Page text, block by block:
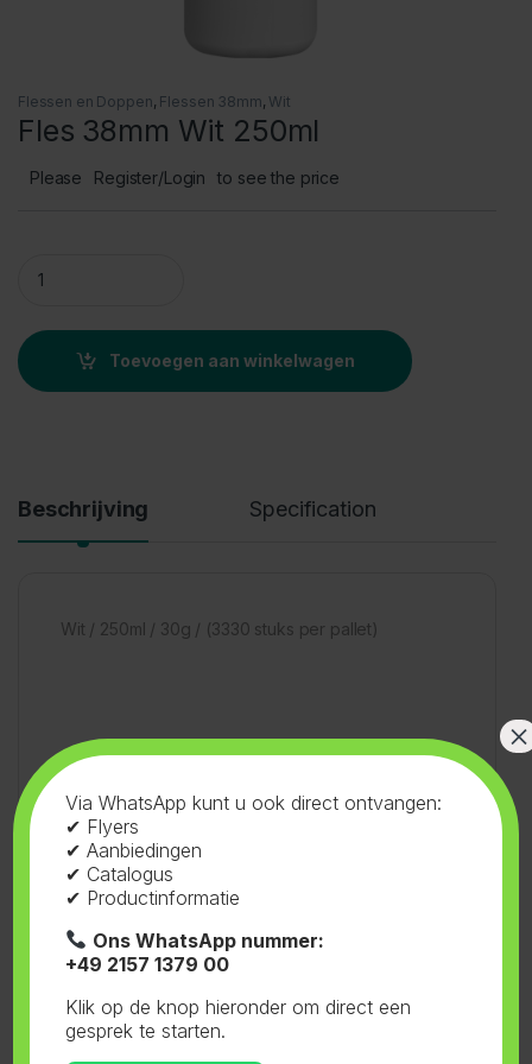
Flessen en Doppen, Flessen 38mm, Wit
Fles 38mm Wit 250ml
Please Register/Login to see the price
Toevoegen aan winkelwagen
Beschrijving Specification
Wit / 250ml / 30g / (3330 stuks per pallet)
SKU:73.002 Categorieën:Flessen en
Doppen,Flessen 38mm
Via WhatsApp kunt u ook direct ontvangen:
✔ Flyers
✔ Aanbiedingen
✔ Catalogus
✔ Productinformatie
Ons WhatsApp nummer:
+49 2157 1379 00
Klik op de knop hieronder om direct een
gesprek te starten.
×